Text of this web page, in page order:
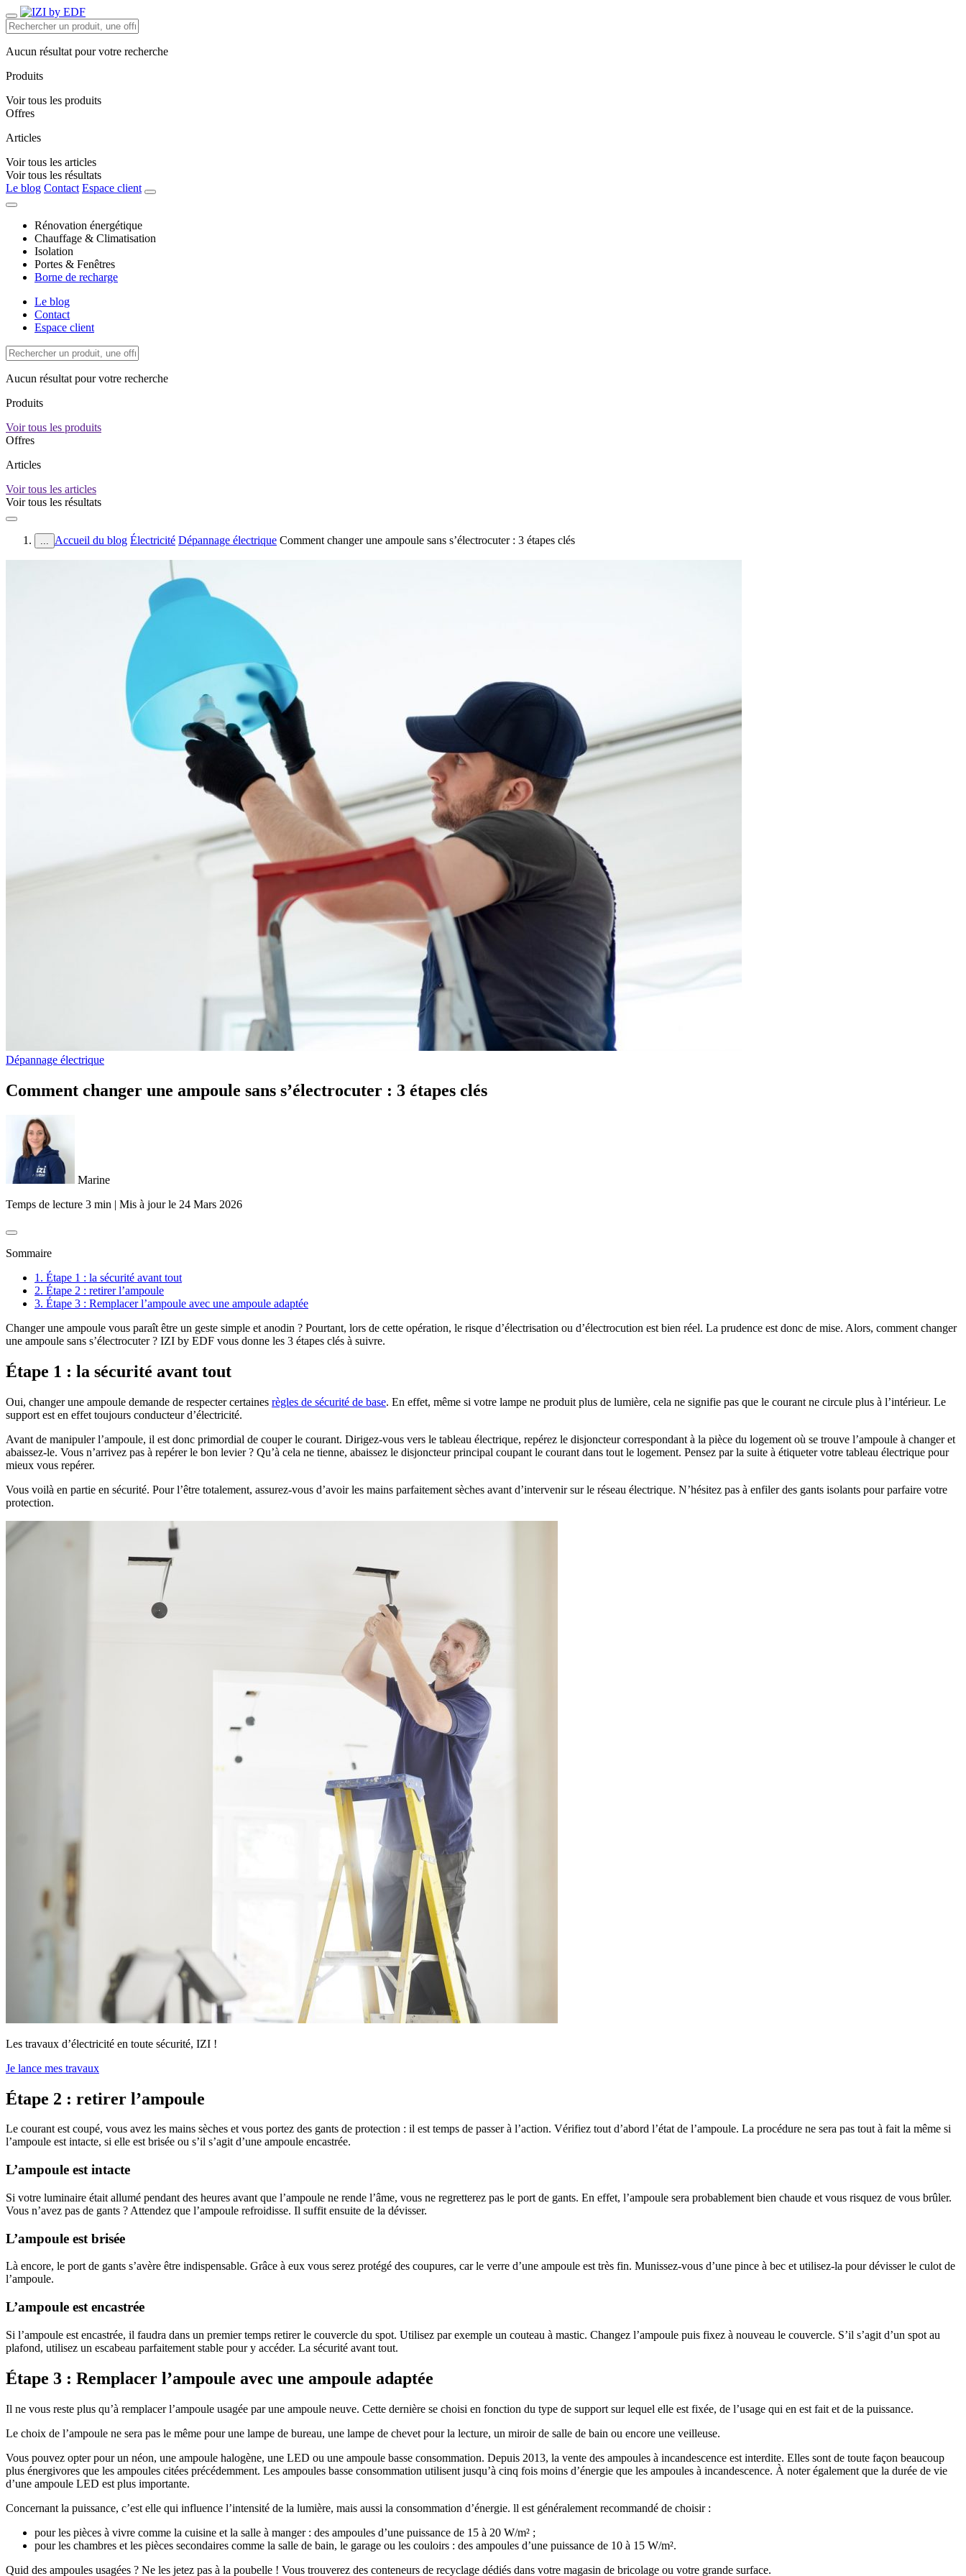
Aucun résultat pour votre recherche
Produits
Voir tous les produits
Offres
Articles
Voir tous les articles
Voir tous les résultats
Le blog Contact Espace client
Rénovation énergétique
Chauffage & Climatisation
Isolation
Portes & Fenêtres
Borne de recharge
Le blog
Contact
Espace client
Aucun résultat pour votre recherche
Produits
Voir tous les produits
Offres
Articles
Voir tous les articles
Voir tous les résultats
... Accueil du blog Électricité Dépannage électrique Comment changer une ampoule sans s’électrocuter : 3 étapes clés
Dépannage électrique
Comment changer une ampoule sans s’électrocuter : 3 étapes clés
Marine
Temps de lecture 3 min | Mis à jour le 24 Mars 2026
Sommaire
1. Étape 1 : la sécurité avant tout
2. Étape 2 : retirer l’ampoule
3. Étape 3 : Remplacer l’ampoule avec une ampoule adaptée
Changer une ampoule vous paraît être un geste simple et anodin ? Pourtant, lors de cette opération, le risque d’électrisation ou d’électrocution est bien réel. La prudence est donc de mise. Alors, comment changer
une ampoule sans s’électrocuter ? IZI by EDF vous donne les 3 étapes clés à suivre.
Étape 1 : la sécurité avant tout
Oui, changer une ampoule demande de respecter certaines règles de sécurité de base. En effet, même si votre lampe ne produit plus de lumière, cela ne signifie pas que le courant ne circule plus à l’intérieur. Le
support est en effet toujours conducteur d’électricité.
Avant de manipuler l’ampoule, il est donc primordial de couper le courant. Dirigez-vous vers le tableau électrique, repérez le disjoncteur correspondant à la pièce du logement où se trouve l’ampoule à changer et
abaissez-le. Vous n’arrivez pas à repérer le bon levier ? Qu’à cela ne tienne, abaissez le disjoncteur principal coupant le courant dans tout le logement. Pensez par la suite à étiqueter votre tableau électrique pour
mieux vous repérer.
Vous voilà en partie en sécurité. Pour l’être totalement, assurez-vous d’avoir les mains parfaitement sèches avant d’intervenir sur le réseau électrique. N’hésitez pas à enfiler des gants isolants pour parfaire votre
protection.
Les travaux d’électricité en toute sécurité, IZI !
Je lance mes travaux
Étape 2 : retirer l’ampoule
Le courant est coupé, vous avez les mains sèches et vous portez des gants de protection : il est temps de passer à l’action. Vérifiez tout d’abord l’état de l’ampoule. La procédure ne sera pas tout à fait la même si
l’ampoule est intacte, si elle est brisée ou s’il s’agit d’une ampoule encastrée.
L’ampoule est intacte
Si votre luminaire était allumé pendant des heures avant que l’ampoule ne rende l’âme, vous ne regretterez pas le port de gants. En effet, l’ampoule sera probablement bien chaude et vous risquez de vous brûler.
Vous n’avez pas de gants ? Attendez que l’ampoule refroidisse. Il suffit ensuite de la dévisser.
L’ampoule est brisée
Là encore, le port de gants s’avère être indispensable. Grâce à eux vous serez protégé des coupures, car le verre d’une ampoule est très fin. Munissez-vous d’une pince à bec et utilisez-la pour dévisser le culot de
l’ampoule.
L’ampoule est encastrée
Si l’ampoule est encastrée, il faudra dans un premier temps retirer le couvercle du spot. Utilisez par exemple un couteau à mastic. Changez l’ampoule puis fixez à nouveau le couvercle. S’il s’agit d’un spot au
plafond, utilisez un escabeau parfaitement stable pour y accéder. La sécurité avant tout.
Étape 3 : Remplacer l’ampoule avec une ampoule adaptée
Il ne vous reste plus qu’à remplacer l’ampoule usagée par une ampoule neuve. Cette dernière se choisi en fonction du type de support sur lequel elle est fixée, de l’usage qui en est fait et de la puissance.
Le choix de l’ampoule ne sera pas le même pour une lampe de bureau, une lampe de chevet pour la lecture, un miroir de salle de bain ou encore une veilleuse.
Vous pouvez opter pour un néon, une ampoule halogène, une LED ou une ampoule basse consommation. Depuis 2013, la vente des ampoules à incandescence est interdite. Elles sont de toute façon beaucoup
plus énergivores que les ampoules citées précédemment. Les ampoules basse consommation utilisent jusqu’à cinq fois moins d’énergie que les ampoules à incandescence. À noter également que la durée de vie
d’une ampoule LED est plus importante.
Concernant la puissance, c’est elle qui influence l’intensité de la lumière, mais aussi la consommation d’énergie. ll est généralement recommandé de choisir :
pour les pièces à vivre comme la cuisine et la salle à manger : des ampoules d’une puissance de 15 à 20 W/m² ;
pour les chambres et les pièces secondaires comme la salle de bain, le garage ou les couloirs : des ampoules d’une puissance de 10 à 15 W/m².
Quid des ampoules usagées ? Ne les jetez pas à la poubelle ! Vous trouverez des conteneurs de recyclage dédiés dans votre magasin de bricolage ou votre grande surface.